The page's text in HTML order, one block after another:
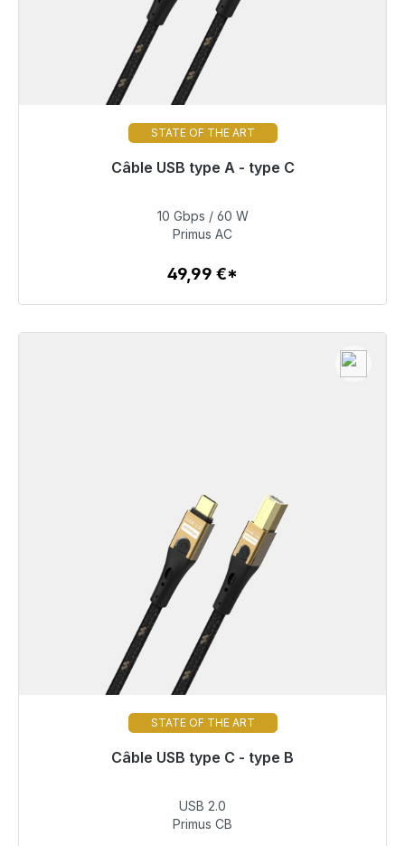
STATE OF THE ART
Câble USB type A - type C
Prêt à être expédié, délai de livraison 48h*
49,99 €
Détails
10 Gbps / 60 W
Primus AC
49,99 €*
STATE OF THE ART
Câble USB type C - type B
Prêt à être expédié, délai de livraison 48h*
49,99 €
USB 2.0
Primus CB